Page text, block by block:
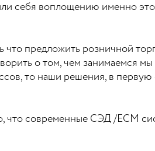
себя воплощению именно
предложить розничной
о том, чем занимаемся
то наши решения, в
что современные СЭД /ECM